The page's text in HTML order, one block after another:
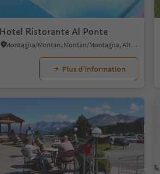
Hotel Ristorante Al Ponte
Montagna/Montan, Montan/Montagna, Alto Adige Wine Road
Plus d’information